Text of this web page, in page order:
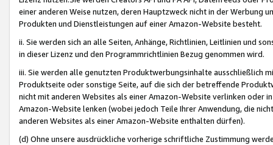
einer anderen Weise nutzen, deren Hauptzweck nicht in der Werbung
Produkten und Dienstleistungen auf einer Amazon-Website besteht.
ii. Sie werden sich an alle Seiten, Anhänge, Richtlinien, Leitlinien und
in dieser Lizenz und den Programmrichtlinien Bezug genommen wird.
iii. Sie werden alle genutzten Produktwerbungsinhalte ausschließlich
Produktseite oder sonstige Seite, auf die sich der betreffende
nicht mit anderen Websites als einer Amazon-Website verlinken oder
Amazon-Website lenken (wobei jedoch Teile Ihrer Anwendung, die
anderen Websites als einer Amazon-Website enthalten dürfen).
(d) Ohne unsere ausdrückliche vorherige schriftliche Zustimmung